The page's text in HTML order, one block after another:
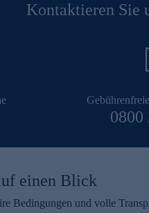
Kontaktieren Sie
0800
einen Blick
Bedingungen und volle